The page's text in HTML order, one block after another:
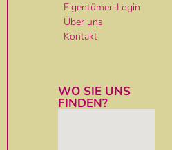
Eigentümer-Login
Über uns
Kontakt
WO SIE UNS
FINDEN?